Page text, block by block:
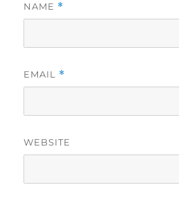
NAME *
EMAIL *
WEBSITE